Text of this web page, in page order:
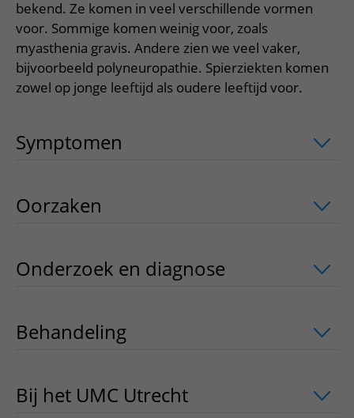
Onderzoeken en diagnostiek
Het Wilhelmina Kinderziekenhuis
Bloedprikken
Wachttijden
Bezoektijden
Wijzigen patiëntgegevens
Faciliteiten en voorzieningen
Bezoekregels
Kwaliteit en veiligheid
Route naar het ziekenhuis
Parkeren
Wegwijs in het ziekenhuis
Het Wilhelmina Kinderziekenhuis
Teleconsult aanvragen
Diagnostiek aanvragen
Zorgverlenersportaal
Over UMC Utrecht
Research
Onderwijs
bekend. Ze komen in veel verschillende vormen
voor. Sommige komen weinig voor, zoals
myasthenia gravis. Andere zien we veel vaker,
bijvoorbeeld polyneuropathie. Spierziekten komen
zowel op jonge leeftijd als oudere leeftijd voor.
Symptomen uitklapper, klik om te
Oorzaken uitklapper, klik om te
Onderzoek en diagnose uitklapper,
Behandeling uitklapper, klik om te
Bij het UMC Utrecht uitklapper, klik